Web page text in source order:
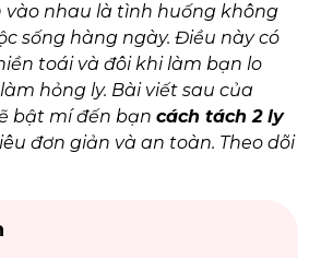
vào nhau là tình huống không
sống hàng ngày. Điều này có
toái và đôi khi làm bạn lo
hỏng ly. Bài viết sau của
bật mí đến bạn cách tách 2 ly
đơn giản và an toàn. Theo dõi